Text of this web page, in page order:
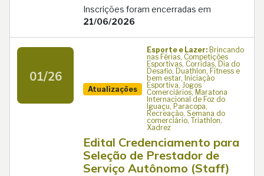
Inscrições foram encerradas em
21/06/2026
01/26
Atualizações
Esporte e Lazer:Brincando
nas Férias, Competições
Esportivas, Corridas, Dia do
Desafio, Duathlon, Fitness e
bem estar, Iniciação
Esportiva, Jogos
Comerciários, Maratona
Internacional de Foz do
Iguaçu, Paracopa,
Recreação, Semana do
comerciário, Triathlon,
Xadrez
Edital Credenciamento para
Seleção de Prestador de
Serviço Autônomo (Staff)